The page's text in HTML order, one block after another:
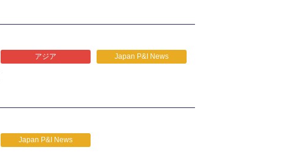
アジア Japan P&I News
Japan P&I News